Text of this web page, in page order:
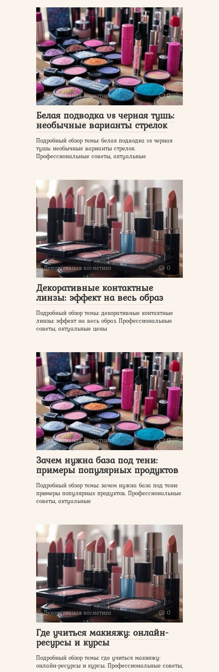
Декоративная косметика 0
Белая подводка vs черная тушь:
необычные варианты стрелок
Подробный обзор темы: белая подводка vs черная
тушь: необычные варианты стрелок.
Профессиональные советы, актуальные
Декоративная косметика 0
Декоративные контактные
линзы: эффект на весь образ
Подробный обзор темы: декоративные контактные
линзы: эффект на весь образ. Профессиональные
советы, актуальные цены
Декоративная косметика 0
Зачем нужна база под тени:
примеры популярных продуктов
Подробный обзор темы: зачем нужна база под тени:
примеры популярных продуктов. Профессиональные
советы, актуальные
Декоративная косметика 0
Где учиться макияжу: онлайн-
ресурсы и курсы
Подробный обзор темы: где учиться макияжу:
онлайн-ресурсы и курсы. Профессиональные советы,